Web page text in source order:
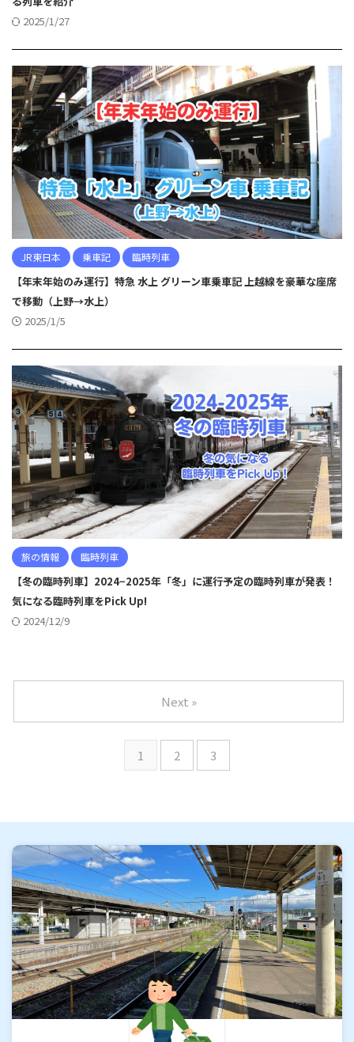
2025/1/27
JR東日本 乗車記 臨時列車
【年末年始のみ運行】特急 水上 グリーン車乗車記 上越線を豪華な座席
で移動（上野→水上）
2025/1/5
旅の情報 臨時列車
【冬の臨時列車】2024−2025年「冬」に運行予定の臨時列車が発表！
気になる臨時列車をPick Up!
2024/12/9
1 2 3
Next »